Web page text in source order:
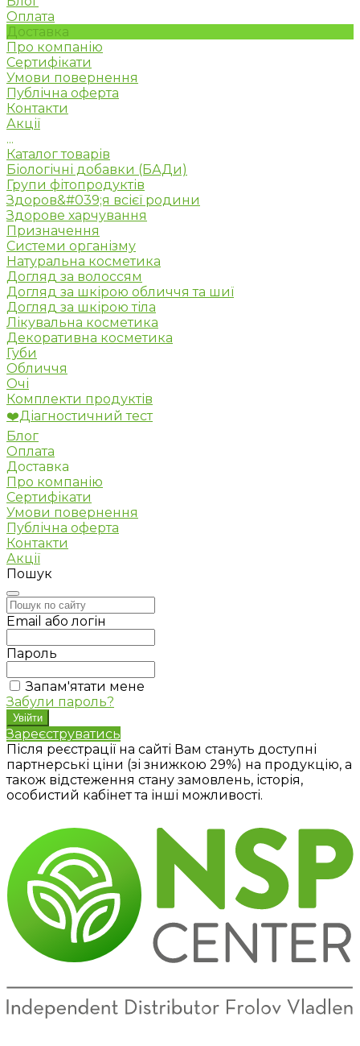
Оплата
Доставка
Про компанію
Сертифікати
Умови повернення
Публічна оферта
Контакти
Акції
...
Каталог товарів
Біологічні добавки (БАДи)
Групи фітопродуктів
Здоров&#039;я всієї родини
Здорове харчування
Призначення
Системи організму
Натуральна косметика
Догляд за волоссям
Догляд за шкірою обличчя та шиї
Догляд за шкірою тіла
Лікувальна косметика
Декоративна косметика
Губи
Обличчя
Очі
Комплекти продуктів
❤️Діагностичний тест
Блог
Оплата
Доставка
Про компанію
Сертифікати
Умови повернення
Публічна оферта
Контакти
Акції
Пошук
Email або логін
Пароль
Запам'ятати мене
Забули пароль?
Зареєструватись
Після реєстрації на сайті Вам стануть доступні
партнерські ціни (зі знижкою 29%) на продукцію, а
також відстеження стану замовлень, історія,
особистий кабінет та інші можливості.